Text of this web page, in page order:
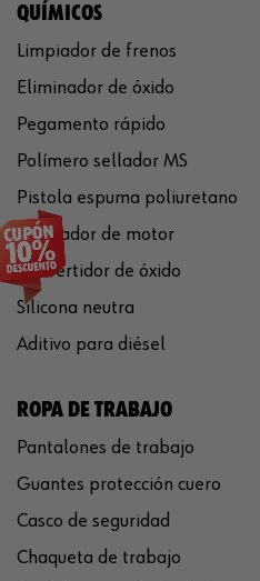
QUÍMICOS
Limpiador de frenos
Eliminador de óxido
Pegamento rápido
Polímero sellador MS
Pistola espuma poliuretano
Limpiador de motor
Convertidor de óxido
Silicona neutra
Aditivo para diésel
ROPA DE TRABAJO
Pantalones de trabajo
Guantes protección cuero
Casco de seguridad
Chaqueta de trabajo